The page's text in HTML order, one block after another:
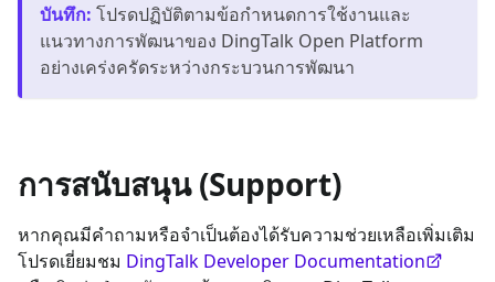
บันทึก: โปรดปฏิบัติตามข้อกำหนดการใช้งานและ
แนวทางการพัฒนาของ DingTalk Open Platform
อย่างเคร่งครัดระหว่างกระบวนการพัฒนา
การสนับสนุน (Support)
หากคุณมีคำถามหรือจำเป็นต้องได้รับความช่วยเหลือเพิ่มเติม
โปรดเยี่ยมชม DingTalk Developer Documentation